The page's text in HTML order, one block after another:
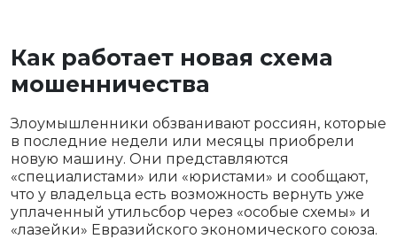
Как работает новая схема
мошенничества
Злоумышленники обзванивают россиян, которые
в последние недели или месяцы приобрели
новую машину. Они представляются
«специалистами» или «юристами» и сообщают,
что у владельца есть возможность вернуть уже
уплаченный утильсбор через «особые схемы» и
«лазейки» Евразийского экономического союза.